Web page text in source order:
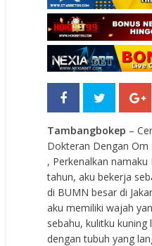
Tambangbokep –
Dokteran Dengan Om
, Perkenalkan namaku
tahun, aku bekerja
di BUMN besar di
aku memiliki wajah
sebahu, kulitku
dengan tubuh yang